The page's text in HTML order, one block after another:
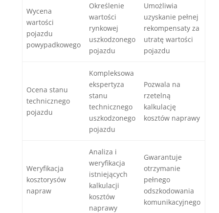
Wycena
wartości
pojazdu
powypadkowego
Określenie
wartości
rynkowej
uszkodzonego
pojazdu
Umożliwia
uzyskanie pełnej
rekompensaty za
utratę wartości
pojazdu
Ocena stanu
technicznego
pojazdu
Kompleksowa
ekspertyza
stanu
technicznego
uszkodzonego
pojazdu
Pozwala na
rzetelną
kalkulację
kosztów naprawy
Weryfikacja
kosztorysów
napraw
Analiza i
weryfikacja
istniejących
kalkulacji
kosztów
naprawy
Gwarantuje
otrzymanie
pełnego
odszkodowania
komunikacyjnego